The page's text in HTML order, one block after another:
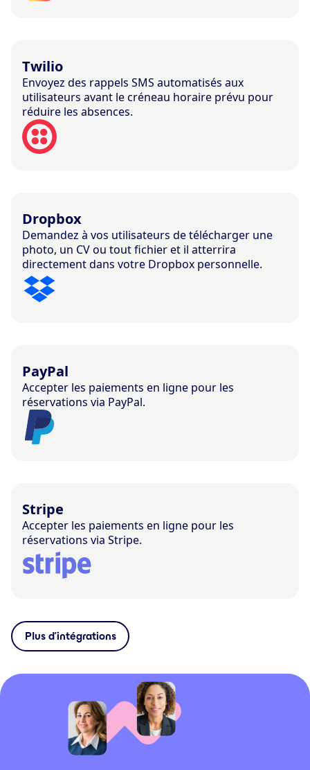
Twilio
Envoyez des rappels SMS automatisés aux
utilisateurs avant le créneau horaire prévu pour
réduire les absences.
Dropbox
Demandez à vos utilisateurs de télécharger une
photo, un CV ou tout fichier et il atterrira
directement dans votre Dropbox personnelle.
PayPal
Accepter les paiements en ligne pour les
réservations via PayPal.
Stripe
Accepter les paiements en ligne pour les
réservations via Stripe.
Plus d’intégrations